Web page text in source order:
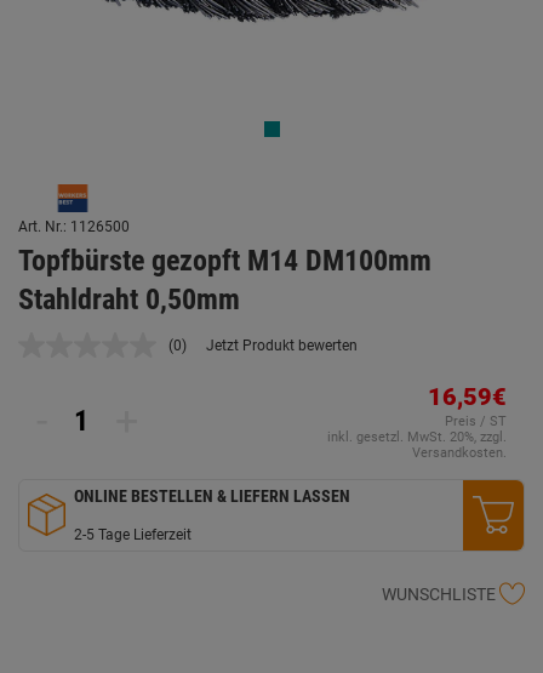
Art. Nr.: 1126500
Topfbürste gezopft M14 DM100mm
Stahldraht 0,50mm
Kein
(0) Jetzt Produkt bewerten
16,59€
Preis / ST
inkl. gesetzl. MwSt. 20%, zzgl.
Versandkosten.
ONLINE BESTELLEN & LIEFERN LASSEN
2-5 Tage Lieferzeit
WUNSCHLISTE